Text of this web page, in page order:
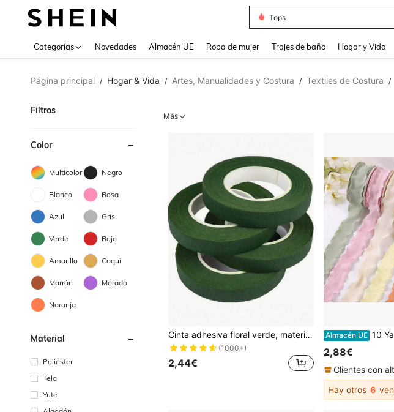
Tops
Categorías Novedades Almacén UE Ropa de mujer Trajes de baño Hogar y Vida
Página principal / Hogar & Vida / Artes, Manualidades y Costura / Textiles de Costura /
Filtros
Color
Multicolor Negro
Blanco Rosa
Azul Gris
Verde Rojo
Amarillo Caqui
Marrón Morado
Naranja
Material
Poliéster
Tela
Yute
Más
Cinta adhesiva floral verde, material de embalaje de alta viscosidad para ramos, cinta de tela verde de jardinería, accesorios DIY para tallos de flores
(1000+)
2,44€
Almacén UE 10 Yardas/Rollo Cinta de Encaje Plisada con Volantes
2,88€
Hay otros 6